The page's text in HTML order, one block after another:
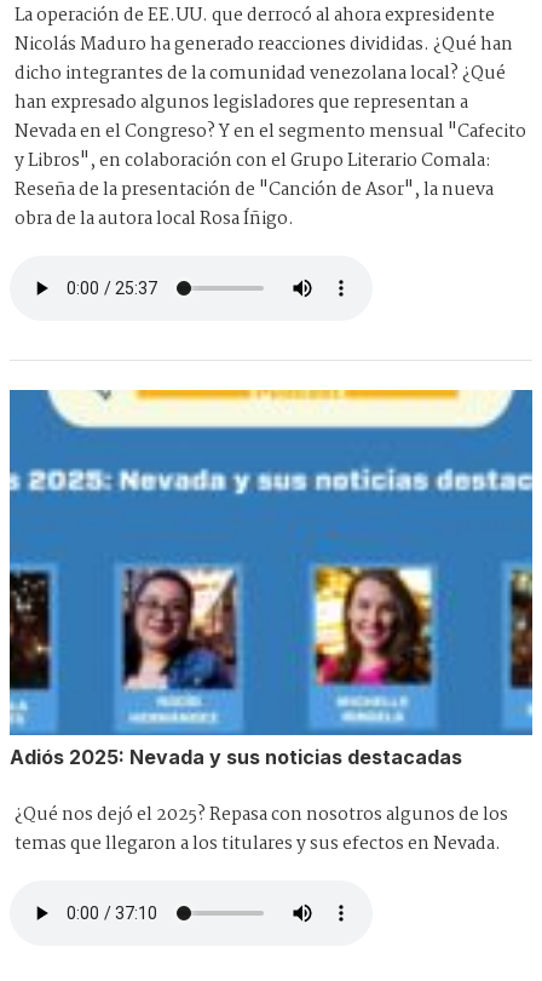
La operación de EE.UU. que derrocó al ahora expresidente
Nicolás Maduro ha generado reacciones divididas. ¿Qué han
dicho integrantes de la comunidad venezolana local? ¿Qué
han expresado algunos legisladores que representan a
Nevada en el Congreso? Y en el segmento mensual "Cafecito
y Libros", en colaboración con el Grupo Literario Comala:
Reseña de la presentación de "Canción de Asor", la nueva
obra de la autora local Rosa Íñigo.
Adiós 2025: Nevada y sus noticias destacadas
¿Qué nos dejó el 2025? Repasa con nosotros algunos de los
temas que llegaron a los titulares y sus efectos en Nevada.